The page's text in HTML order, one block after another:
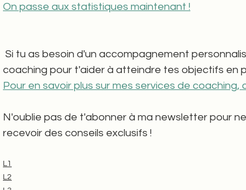
On passe aux statistiques maintenant !
coaching pour t'aider à atteindre tes objectifs en
Pour en savoir plus sur mes services de coaching,
N'oublie pas de t'abonner à ma newsletter pour
recevoir des conseils exclusifs !
L1
L2